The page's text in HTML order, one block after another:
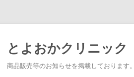
とよおかクリニック
商品販売等のお知らせを掲載しております。